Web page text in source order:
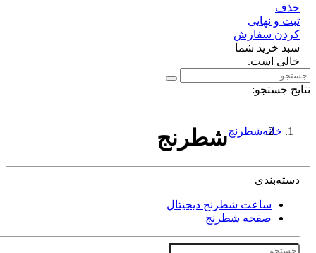
و نهایی
سفارش
خرید شما
است.
جستجو:
خانهشطرنجشطرنج
ساعت شطرنج دیجیتال
صفحه شطرنج